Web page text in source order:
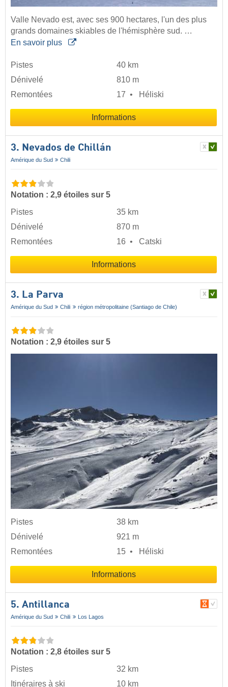
Valle Nevado est, avec ses 900 hectares, l'un des plus
grands domaines skiables de l'hémisphère sud. …
En savoir plus
Pistes
40 km
Dénivelé
810 m
Remontées
17 Héliski
Informations
3. Nevados de Chillán
Amérique du Sud Chili
Notation : 2,9 étoiles sur 5
Pistes
35 km
Dénivelé
870 m
Remontées
16 Catski
Informations
3. La Parva
Amérique du Sud Chili région métropolitaine (Santiago de Chile)
Notation : 2,9 étoiles sur 5
Pistes
38 km
Dénivelé
921 m
Remontées
15 Héliski
Informations
5. Antillanca
Amérique du Sud Chili Los Lagos
Notation : 2,8 étoiles sur 5
Pistes
32 km
Itinéraires à ski
10 km